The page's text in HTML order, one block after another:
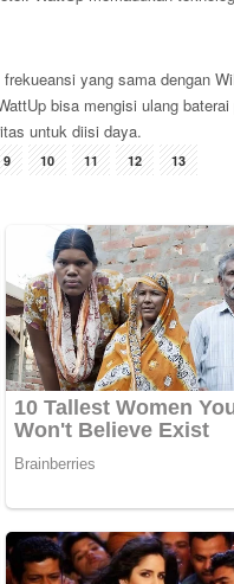
yang sama dengan
bisa mengisi ulang
untuk diisi daya.
9 10 11 12 13